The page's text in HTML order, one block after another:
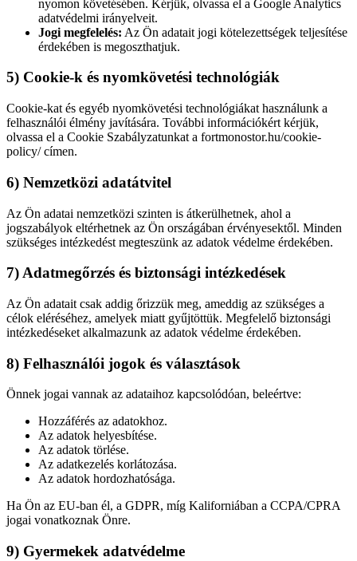
nyomon követésében. Kérjük, olvassa el a Google Analytics
adatvédelmi irányelveit.
Jogi megfelelés: Az Ön adatait jogi kötelezettségek teljesítése
érdekében is megoszthatjuk.
5) Cookie-k és nyomkövetési technológiák
Cookie-kat és egyéb nyomkövetési technológiákat használunk a
felhasználói élmény javítására. További információkért kérjük,
olvassa el a Cookie Szabályzatunkat a fortmonostor.hu/cookie-
policy/ címen.
6) Nemzetközi adatátvitel
Az Ön adatai nemzetközi szinten is átkerülhetnek, ahol a
jogszabályok eltérhetnek az Ön országában érvényesektől. Minden
szükséges intézkedést megteszünk az adatok védelme érdekében.
7) Adatmegőrzés és biztonsági intézkedések
Az Ön adatait csak addig őrizzük meg, ameddig az szükséges a
célok eléréséhez, amelyek miatt gyűjtöttük. Megfelelő biztonsági
intézkedéseket alkalmazunk az adatok védelme érdekében.
8) Felhasználói jogok és választások
Önnek jogai vannak az adataihoz kapcsolódóan, beleértve:
Hozzáférés az adatokhoz.
Az adatok helyesbítése.
Az adatok törlése.
Az adatkezelés korlátozása.
Az adatok hordozhatósága.
Ha Ön az EU-ban él, a GDPR, míg Kaliforniában a CCPA/CPRA
jogai vonatkoznak Önre.
9) Gyermekek adatvédelme